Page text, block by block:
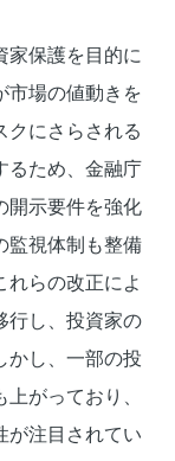
家保護を目的に
市場の値動きを
クにさらされる
るため、金融庁
開示要件を強化
監視体制も整備
れらの改正によ
行し、投資家の
かし、一部の投
がっており、
が注目されてい